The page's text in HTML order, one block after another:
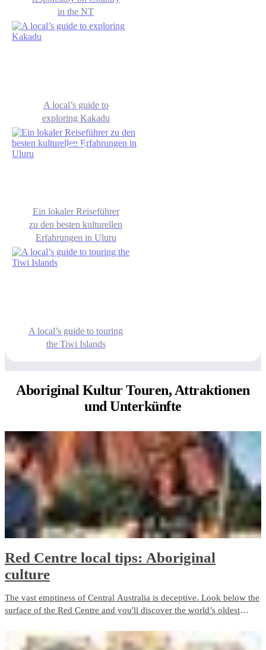
in the NT
A local’s guide to
exploring Kakadu
Ein lokaler Reiseführer
zu den besten kulturellen
Erfahrungen in Uluru
A local’s guide to touring
the Tiwi Islands
Aboriginal Kultur Touren,Attraktionen
und Unterkünfte
Red Centre local tips: Aboriginal
culture
The vast emptiness of Central Australia is deceptive. Look below the
surface of the Red Centre and you'll discover the world’s oldest
impossible to understand one without the other.